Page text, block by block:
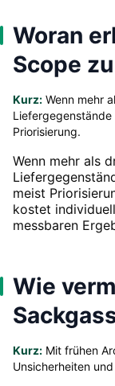
Woran
Scope
Kurz: Wenn mehr
Liefergegenstände
Priorisierung.
Wenn mehr als
meist
kostet
messbaren
Wie
Kurz: Mit frühen
Unsicherheiten